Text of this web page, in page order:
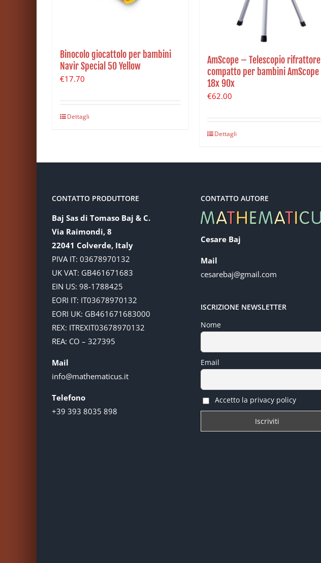
Binocolo giocattolo per bambini
Navir Special 50 Yellow
€17.70
Dettagli
AmScope – Telescopio rifrattore
compatto per bambini AmScope
18x 90x
€62.00
Dettagli
CONTATTO PRODUTTORE
Baj Sas di Tomaso Baj & C.
Via Raimondi, 8
22041 Colverde, Italy
PIVA IT: 03678970132
UK VAT: GB461671683
EIN US: 98-1788425
EORI IT: IT03678970132
EORI UK: GB461671683000
REX: ITREXIT03678970132
REA: CO – 327395
Mail
info@mathematicus.it
Telefono
+39 393 8035 898
CONTATTO AUTORE
Cesare Baj
Mail
cesarebaj@gmail.com
ISCRIZIONE NEWSLETTER
Nome
Email
Accetto la privacy policy